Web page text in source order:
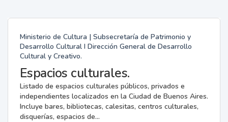
Ministerio de Cultura | Subsecretaría de Patrimonio y
Desarrollo Cultural I Dirección General de Desarrollo
Cultural y Creativo.
Espacios culturales.
Listado de espacios culturales públicos, privados e
independientes localizados en la Ciudad de Buenos Aires.
Incluye bares, bibliotecas, calesitas, centros culturales,
disquerías, espacios de...